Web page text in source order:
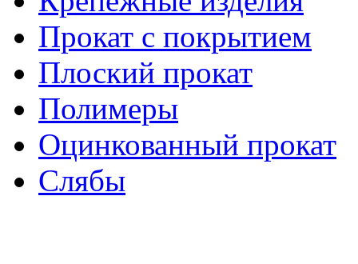
Прокат с покрытием
Плоский прокат
Полимеры
Оцинкованный прокат
Слябы